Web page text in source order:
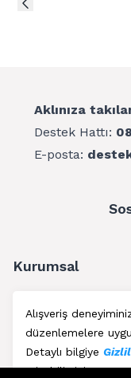
Alışveriş
düzenlemelere
Detaylı bilgiye
erişebilirsiniz.
Aklınıza
Destek Hattı:
E-posta:
Kurumsal
Müşteri
Üyelik